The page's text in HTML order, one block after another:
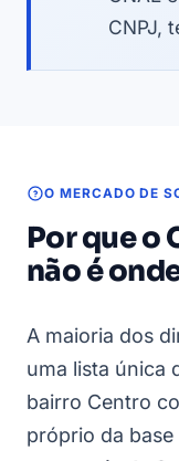
CNPJ,
O MERCADO DE
Por que o
não é
A maioria dos
uma lista única
bairro Centro
próprio da